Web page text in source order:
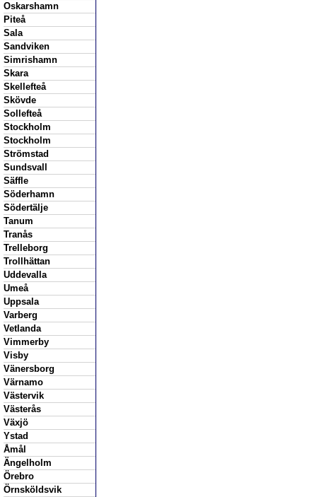
Oskarshamn
Piteå
Sala
Sandviken
Simrishamn
Skara
Skellefteå
Skövde
Sollefteå
Stockholm
Stockholm
Strömstad
Sundsvall
Säffle
Söderhamn
Södertälje
Tanum
Tranås
Trelleborg
Trollhättan
Uddevalla
Umeå
Uppsala
Varberg
Vetlanda
Vimmerby
Visby
Vänersborg
Värnamo
Västervik
Västerås
Växjö
Ystad
Åmål
Ängelholm
Örebro
Örnsköldsvik